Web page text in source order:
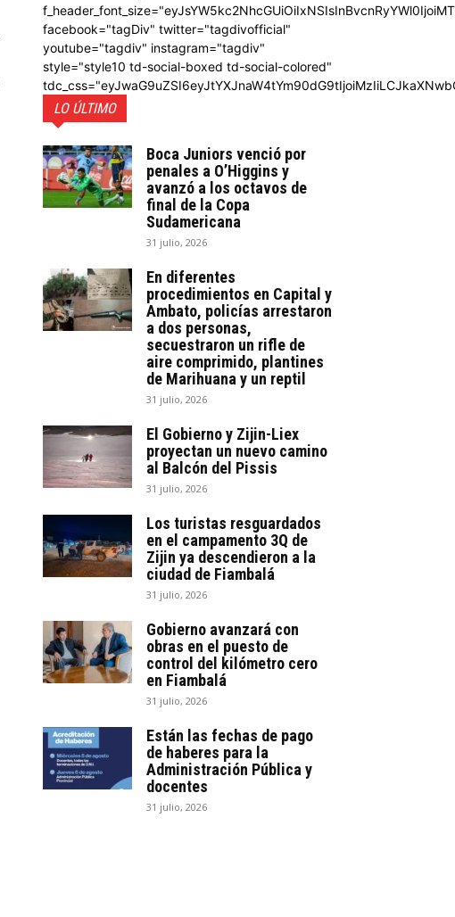
facebook="tagDiv" twitter="tagdivofficial"
youtube="tagdiv" instagram="tagdiv"
style="style10 td-social-boxed td-social-colored"
LO ÚLTIMO
Boca Juniors venció por
penales a O’Higgins y
avanzó a los octavos de
final de la Copa
Sudamericana
31 julio, 2026
En diferentes
procedimientos en Capital y
Ambato, policías arrestaron
a dos personas,
secuestraron un rifle de
aire comprimido, plantines
de Marihuana y un reptil
31 julio, 2026
El Gobierno y Zijin-Liex
proyectan un nuevo camino
al Balcón del Pissis
31 julio, 2026
Los turistas resguardados
en el campamento 3Q de
Zijin ya descendieron a la
ciudad de Fiambalá
31 julio, 2026
Gobierno avanzará con
obras en el puesto de
control del kilómetro cero
en Fiambalá
31 julio, 2026
Están las fechas de pago
de haberes para la
Administración Pública y
docentes
31 julio, 2026